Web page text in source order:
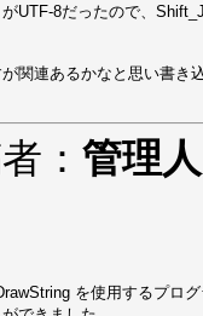
UTF-8だったので、
関連あるかなと思い書き
： 管理人
を使用するプロ